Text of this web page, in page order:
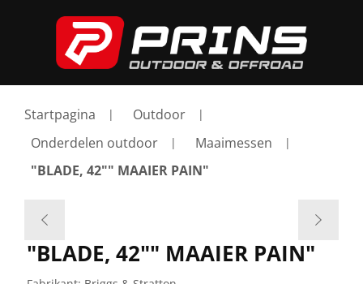
Startpagina
Outdoor
Onderdelen outdoor
Maaimessen
"BLADE, 42"" MAAIER PAIN"
"BLADE, 42"" MAAIER PAIN"